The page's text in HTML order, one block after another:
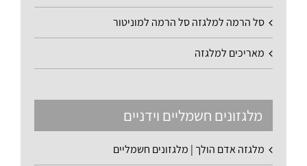
סל הרמה למלגזה סל הרמה למוניטור
מאריכים למלגזה
מלגזונים חשמליים וידניים
מלגזה אדם הולך | מלגזונים חשמליים